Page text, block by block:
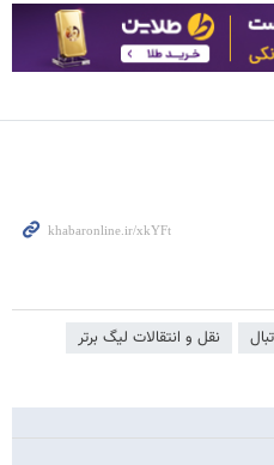
نقل و انتقالات لیگ برتر